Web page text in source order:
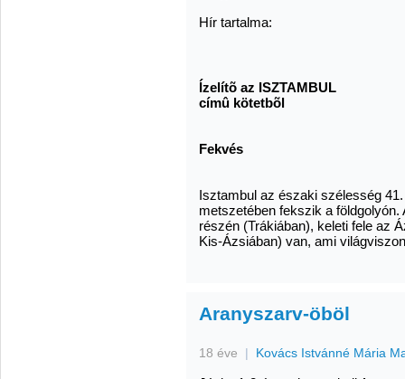
Hír tartalma:
Ízelítõ az ISZTAMBUL
címû kötetbõl
Fekvés
Isztambul az északi szélesség
metszetében fekszik a
részén (Trákiában), keleti fele az
Kis-Ázsiában) van, ami
Aranyszarv-öböl
18 éve | Kovács Istvánné Mária